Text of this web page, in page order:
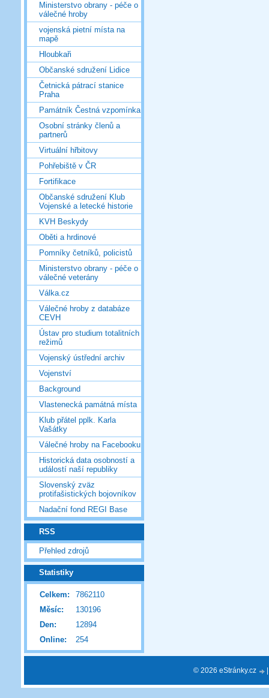
Ministerstvo obrany - péče o
válečné hroby
vojenská pietní místa na
mapě
Hloubkaři
Občanské sdružení Lidice
Četnická pátrací stanice
Praha
Památník Čestná vzpomínka
Osobní stránky členů a
partnerů
Virtuální hřbitovy
Pohřebiště v ČR
Fortifikace
Občanské sdružení Klub
Vojenské a letecké historie
KVH Beskydy
Oběti a hrdinové
Pomníky četníků, policistů
Ministerstvo obrany - péče o
válečné veterány
Válka.cz
Válečné hroby z databáze
CEVH
Ústav pro studium totalitních
režimů
Vojenský ústřední archiv
Vojenství
Background
Vlastenecká památná místa
Klub přátel pplk. Karla
Vašátky
Válečné hroby na Facebooku
Historická data osobností a
událostí naší republiky
Slovenský zväz
protifašistických bojovníkov
Nadační fond REGI Base
RSS
Přehled zdrojů
Statistiky
Online: 254
Celkem:
7862110
Měsíc:
130196
Den:
12894
© 2026 eStránky.cz